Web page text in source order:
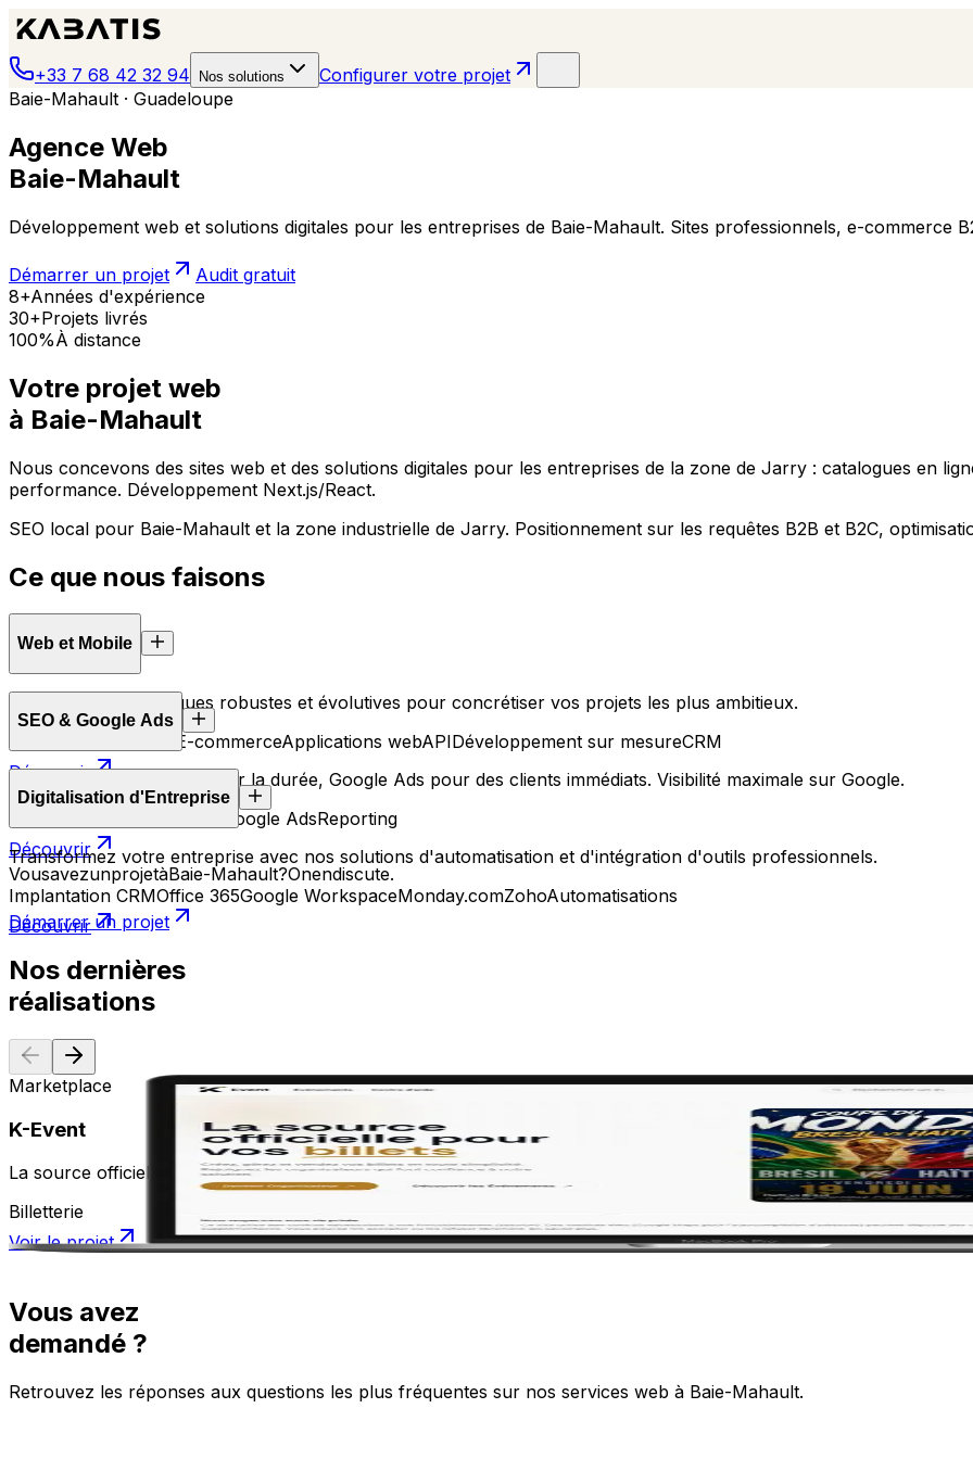
+33 7 68 42 32 94 Nos solutions
Configurer votre projet
Baie-Mahault · Guadeloupe
Agence Web
Baie-Mahault
Développement web et solutions digitales pour les entreprises de Baie-Mahault. Sites professionnels, e-commerce
Démarrer un projet
Audit gratuit
8+Années d'expérience
30+Projets livrés
100%À distance
Votre projet web
à Baie-Mahault
Nous concevons des sites web et des solutions digitales pour les entreprises de la zone de Jarry : catalogues en
performance. Développement Next.js/React.
SEO local pour Baie-Mahault et la zone industrielle de Jarry. Positionnement sur les requêtes B2B et B2C,
Ce que nous faisons
Web et Mobile
Des solutions techniques robustes et évolutives pour concrétiser vos projets les plus ambitieux.
E-commerceApplications webAPIDéveloppement sur mesureCRM
Découvrir
SEO & Google Ads
Référencement naturel pour la durée, Google Ads pour des clients immédiats. Visibilité maximale sur Google.
Google AdsReporting
Découvrir
Digitalisation d'Entreprise
Transformez votre entreprise avec nos solutions d'automatisation et d'intégration d'outils professionnels.
Implantation CRMOffice 365Google WorkspaceMonday.comZohoAutomatisations
Découvrir
VousavezunprojetàBaie-Mahault?Onendiscute.
Démarrer un projet
Nos dernières
réalisations
Marketplace
K-Event
La source officielle pour vos billets
Billetterie
Voir le projet
Vous avez
demandé ?
Retrouvez les réponses aux questions les plus fréquentes sur nos services web à Baie-Mahault.